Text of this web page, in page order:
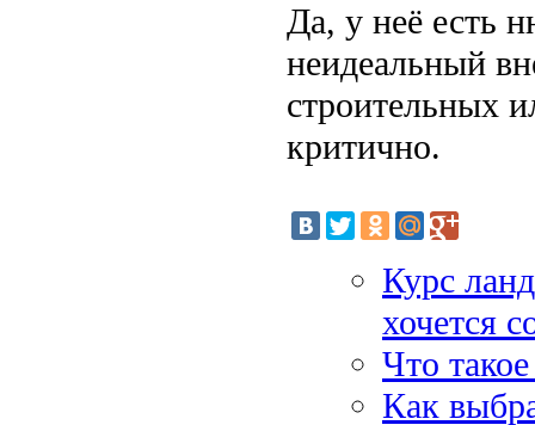
Да, у неё есть
неидеальный
строительных
критично.
Курс
хочется
Что
Как